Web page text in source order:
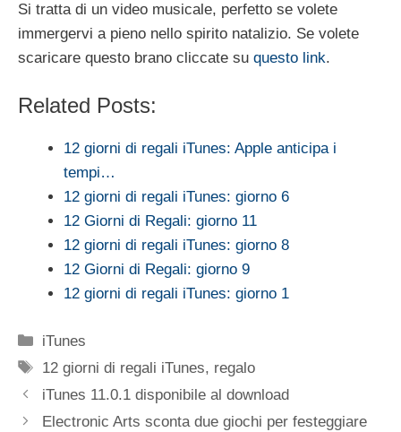
Si tratta di un video musicale, perfetto se volete
immergervi a pieno nello spirito natalizio. Se volete
scaricare questo brano cliccate su questo link.
Related Posts:
12 giorni di regali iTunes: Apple anticipa i
tempi…
12 giorni di regali iTunes: giorno 6
12 Giorni di Regali: giorno 11
12 giorni di regali iTunes: giorno 8
12 Giorni di Regali: giorno 9
12 giorni di regali iTunes: giorno 1
Categorie
iTunes
Tag
12 giorni di regali iTunes, regalo
iTunes 11.0.1 disponibile al download
Electronic Arts sconta due giochi per festeggiare